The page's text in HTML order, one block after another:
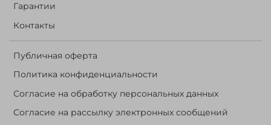
Гарантии
Контакты
Публичная оферта
Политика конфиденциальности
Согласие на обработку персональных данных
Согласие на рассылку электронных сообщений